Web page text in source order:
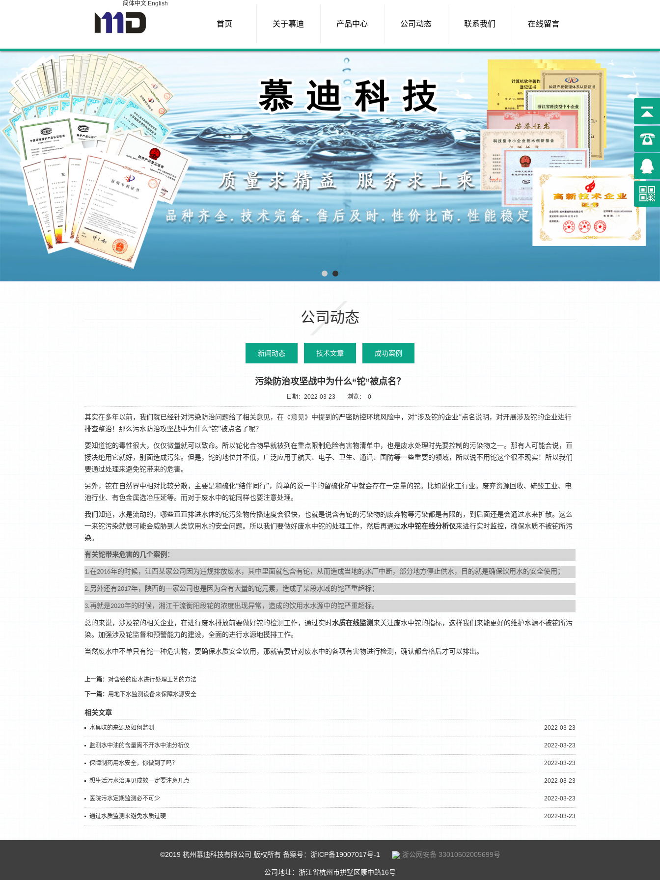
简体中文 English
首页 关于慕迪 产品中心 公司动态 联系我们 在线留言
1 2
公司动态
新闻动态 技术文章 成功案例
污染防治攻坚战中为什么“铊”被点名？
日期：2022-03-23 浏览： 0
其实在多年以前，我们就已经针对污染防治问题给了相关意见，在《意见》中提到的严密防控环境风险中，对“涉及铊的企业”点名说明，对开展涉及铊的企业进行
排查整治！那么污水防治攻坚战中为什么“铊”被点名了呢？
要知道铊的毒性很大，仅仅微量就可以致命。所以铊化合物早就被列在重点限制危险有害物清单中，也是废水处理时先要控制的污染物之一。那有人可能会说，直
接决绝用它就好，别面造成污染。但是，铊的地位并不低，广泛应用于航天、电子、卫生、通讯、国防等一些重要的领域，所以说不用铊这个很不现实！所以我们
要通过处理来避免铊带来的危害。
另外，铊在自然界中相对比较分散，主要是和硫化“结伴同行”，简单的说一半的留硫化矿中就会存在一定量的铊。比如说化工行业。废弃资源回收、硫酸工业、电
池行业、有色金属选冶压延等。而对于废水中的铊同样也要注意处理。
我们知道，水是流动的，哪些直直排进水体的铊污染物传播速度会很快，也就是说含有铊的污染物的废弃物等污染都是有限的，到后面还是会通过水来扩散。这么
一来铊污染就很可能会威胁到人类饮用水的安全问题。所以我们要做好废水中铊的处理工作，然后再通过水中铊在线分析仪来进行实时监控，确保水质不被铊所污
染。
有关铊带来危害的几个案例：
1.在2016年的时候，江西某家公司因为违规排放废水，其中里面就包含有铊，从而造成当地的水厂中断，部分地方停止供水，目的就是确保饮用水的安全使用；
2.另外还有2017年，陕西的一家公司也是因为含有大量的铊元素，造成了某段水域的铊严重超标；
3.再就是2020年的时候， 湘江干流衡阳段铊的浓度出现异常，造成的饮用水水源中的铊严重超标。
总的来说，涉及铊的相关企业，在进行废水排放前要做好铊的检测工作，通过实时水质在线监测来关注废水中铊的指标，这样我们来能更好的维护水源不被铊所污
染。加强涉及铊监督和预警能力的建设，全面的进行水源地摸排工作。
当然废水中不单只有铊一种危害物，要确保水质安全饮用，那就需要针对废水中的各项有害物进行检测，确认都合格后才可以排出。
上一篇： 对含铬的废水进行处理工艺的方法
下一篇： 用地下水监测设备来保障水源安全
相关文章
2022-03-23
水臭味的来源及如何监测
2022-03-23
监测水中油的含量离不开水中油分析仪
2022-03-23
保障制药用水安全，你做到了吗？
2022-03-23
想生活污水治理见成效一定要注意几点
2022-03-23
医院污水定期监测必不可少
2022-03-23
通过水质监测来避免水质过硬
©2019 杭州慕迪科技有限公司 版权所有 备案号： 浙ICP备19007017号-1 浙公网安备 33010502005699号
公司地址：浙江省杭州市拱墅区康中路16号